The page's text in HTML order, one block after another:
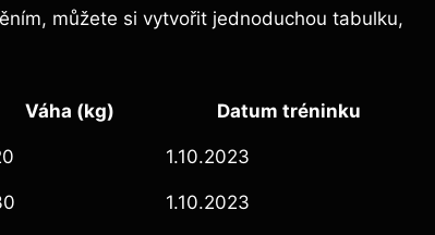
můžete si vytvořit jednoduchou tabulku,
Váha (kg) Datum tréninku
1.10.2023
1.10.2023